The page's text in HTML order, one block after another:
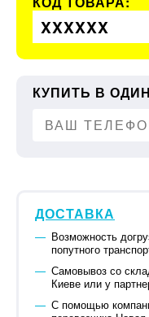
XXXXXX
КУПИТЬ В
ДОСТАВКА
Возможность
попутного
Самовывоз со
Киеве или у
С помощью